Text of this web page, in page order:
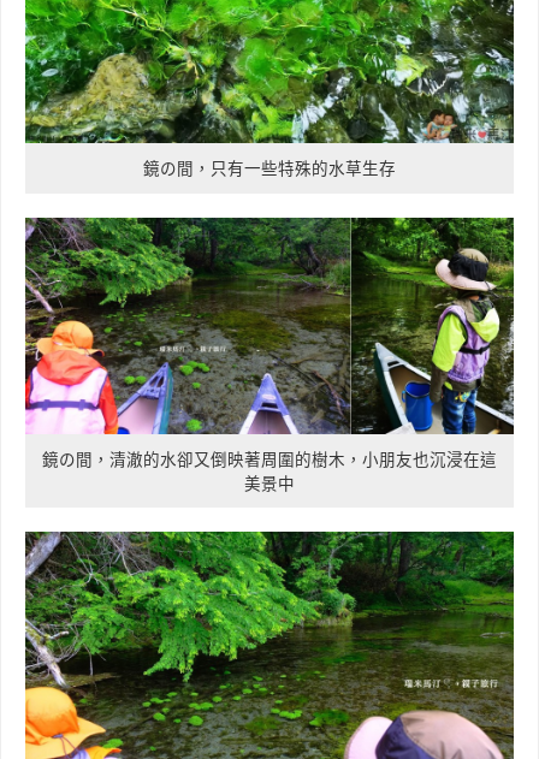
鏡の間，只有一些特殊的水草生存
鏡の間，清澈的水卻又倒映著周圍的樹木，小朋友也沉浸在這
美景中